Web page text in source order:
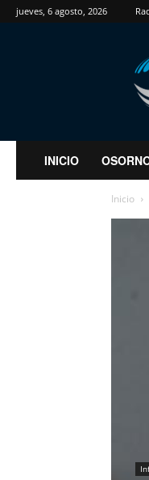
jueves, 6 agosto, 2026
INICIO
Inicio